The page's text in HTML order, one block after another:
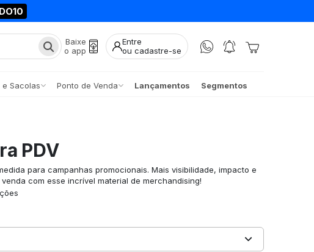
Baixe
o app
Entre
ou cadastre-se
e Sacolas Ponto de Venda Lançamentos Segmentos
PDV
para campanhas promocionais. Mais visibilidade, impacto e
com esse incrível material de merchandising!